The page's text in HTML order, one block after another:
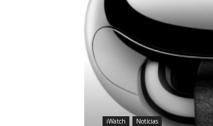
iWatch Notícias